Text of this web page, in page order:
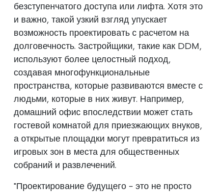
безступенчатого доступа или лифта. Хотя это
и важно, такой узкий взгляд упускает
возможность проектировать с расчетом на
долговечность. Застройщики, такие как DDM,
используют более целостный подход,
создавая многофункциональные
пространства, которые развиваются вместе с
людьми, которые в них живут. Например,
домашний офис впоследствии может стать
гостевой комнатой для приезжающих внуков,
а открытые площадки могут превратиться из
игровых зон в места для общественных
собраний и развлечений.
"Проектирование будущего - это не просто